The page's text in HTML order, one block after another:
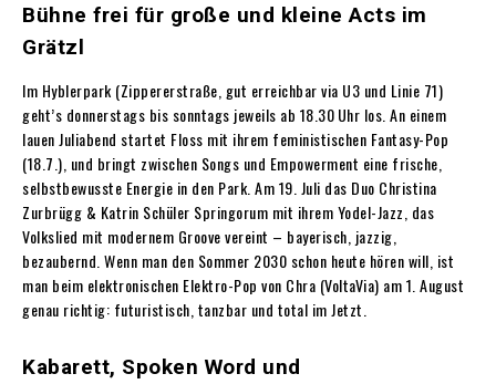
Bühne frei für große und kleine Acts im
Grätzl
Im Hyblerpark (Zippererstraße, gut erreichbar via U3 und Linie 71)
geht’s donnerstags bis sonntags jeweils ab 18.30 Uhr los. An einem
lauen Juliabend startet Floss mit ihrem feministischen Fantasy-Pop
(18.7.), und bringt zwischen Songs und Empowerment eine frische,
selbstbewusste Energie in den Park. Am 19. Juli das Duo Christina
Zurbrügg & Katrin Schüler Springorum mit ihrem Yodel-Jazz, das
Volkslied mit modernem Groove vereint – bayerisch, jazzig,
bezaubernd. Wenn man den Sommer 2030 schon heute hören will, ist
man beim elektronischen Elektro-Pop von Chra (VoltaVia) am 1. August
genau richtig: futuristisch, tanzbar und total im Jetzt.
Kabarett, Spoken Word und